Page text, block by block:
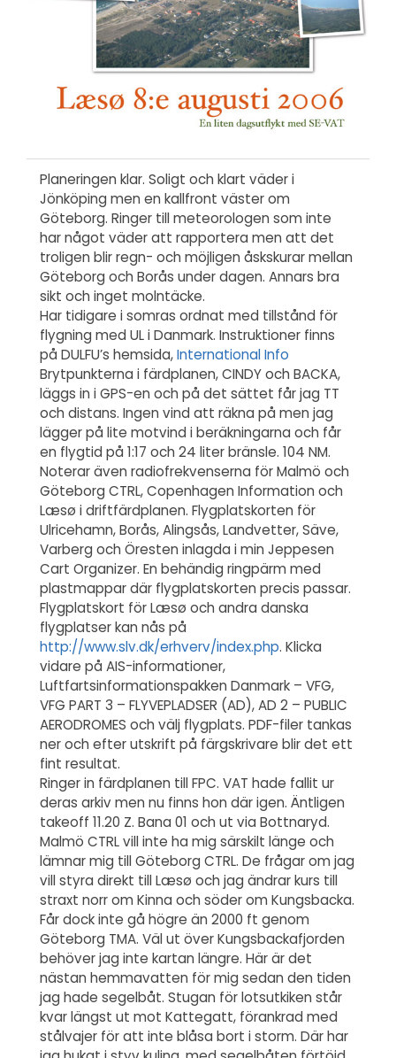
Planeringen klar. Soligt och klart väder i
Jönköping men en kallfront väster om
Göteborg. Ringer till meteorologen som inte
har något väder att rapportera men att det
troligen blir regn- och möjligen åskskurar mellan
Göteborg och Borås under dagen. Annars bra
sikt och inget molntäcke.
Har tidigare i somras ordnat med tillstånd för
flygning med UL i Danmark. Instruktioner finns
på DULFU’s hemsida,International Info
Brytpunkterna i färdplanen, CINDY och BACKA,
läggs in i GPS-en och på det sättet får jag TT
och distans. Ingen vind att räkna på men jag
lägger på lite motvind i beräkningarna och får
en flygtid på 1:17 och 24 liter bränsle. 104 NM.
Noterar även radiofrekvenserna för Malmö och
Göteborg CTRL, Copenhagen Information och
Læsø i driftfärdplanen. Flygplatskorten för
Ulricehamn, Borås, Alingsås, Landvetter, Säve,
Varberg och Öresten inlagda i min Jeppesen
Cart Organizer. En behändig ringpärm med
plastmappar där flygplatskorten precis passar.
Flygplatskort för Læsø och andra danska
flygplatser kan nås på
http://www.slv.dk/erhverv/index.php. Klicka
vidare på AIS-informationer,
Luftfartsinformationspakken Danmark – VFG,
VFG PART 3 – FLYVEPLADSER (AD), AD 2 – PUBLIC
AERODROMES och välj flygplats. PDF-filer tankas
ner och efter utskrift på färgskrivare blir det ett
fint resultat.
Ringer in färdplanen till FPC. VAT hade fallit ur
deras arkiv men nu finns hon där igen. Äntligen
takeoff 11.20 Z. Bana 01 och ut via Bottnaryd.
Malmö CTRL vill inte ha mig särskilt länge och
lämnar mig till Göteborg CTRL. De frågar om jag
vill styra direkt till Læsø och jag ändrar kurs till
straxt norr om Kinna och söder om Kungsbacka.
Får dock inte gå högre än 2000 ft genom
Göteborg TMA. Väl ut över Kungsbackafjorden
behöver jag inte kartan längre. Här är det
nästan hemmavatten för mig sedan den tiden
jag hade segelbåt. Stugan för lotsutkiken står
kvar längst ut mot Kattegatt, förankrad med
stålvajer för att inte blåsa bort i storm. Där har